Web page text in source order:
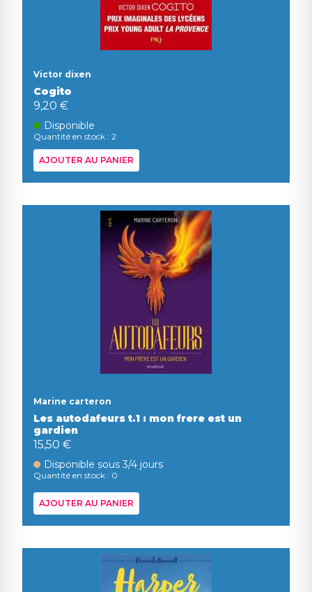
Victor dixen
Cogito
9,20 €
Disponible
Quantité en stock : 2
AJOUTER AU PANIER
Marine carteron
Les autodafeurs t.1 : mon frere est un
gardien
15,50 €
Disponible sous 3/4 jours
Quantité en stock : 0
AJOUTER AU PANIER